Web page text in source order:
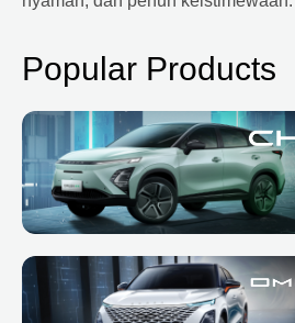
Popular Products